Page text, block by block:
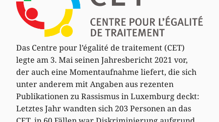
Das Centre pour l’égalité de traitement (CET)
legte am 3. Mai seinen Jahresbericht 2021 vor,
der auch eine Momentaufnahme liefert, die sich
unter anderem mit Angaben aus rezenten
Publikationen zu Rassismus in Luxemburg deckt:
Letztes Jahr wandten sich 203 Personen an das